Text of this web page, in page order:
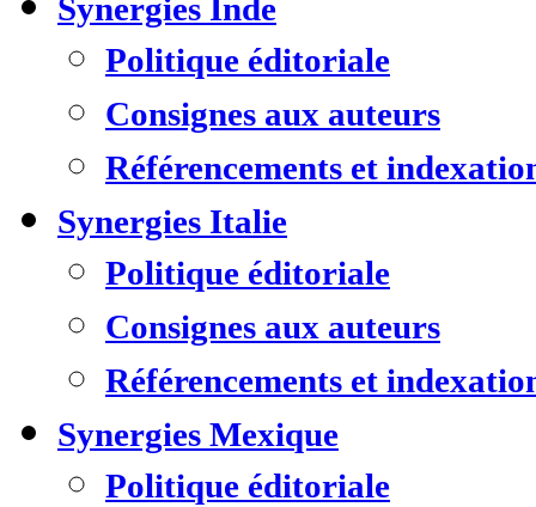
Synergies Inde
Politique éditoriale
Consignes aux auteurs
Référencements et
Synergies Italie
Politique éditoriale
Consignes aux auteurs
Référencements et
Synergies Mexique
Politique éditoriale